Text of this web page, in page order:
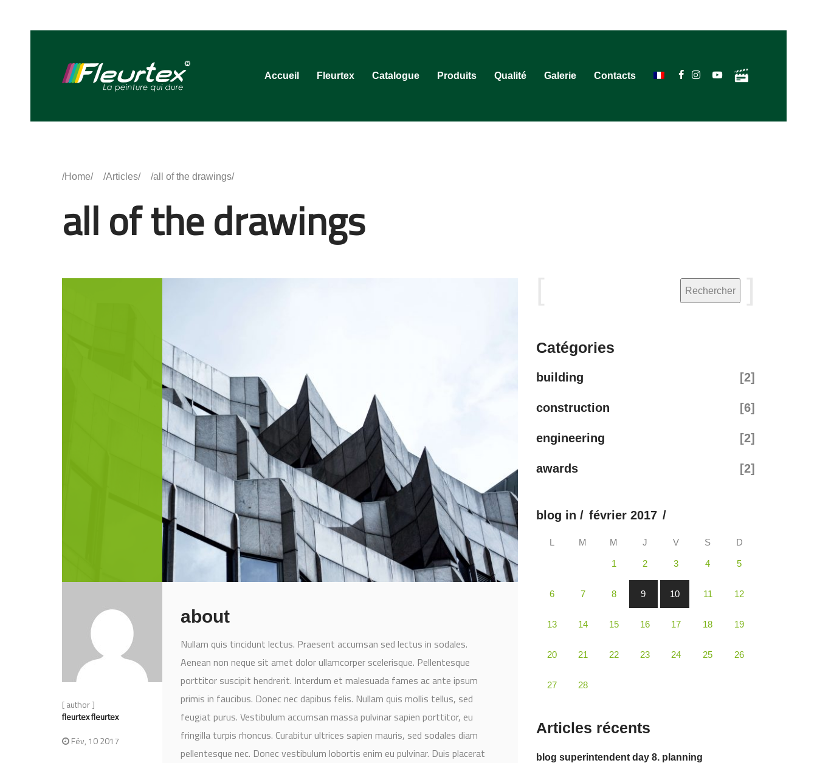
Accueil Fleurtex Catalogue Produits Qualité Galerie Contacts
Home Articles all of the drawings
all of the drawings
[ author ]
fleurtex fleurtex
Fév, 10 2017
about
Nullam quis tincidunt lectus. Praesent accumsan sed lectus in sodales.
Aenean non neque sit amet dolor ullamcorper scelerisque. Pellentesque
porttitor suscipit hendrerit. Interdum et malesuada fames ac ante ipsum
primis in faucibus. Donec nec dapibus felis. Nullam quis mollis tellus, sed
feugiat purus. Vestibulum accumsan massa pulvinar sapien porttitor, eu
fringilla turpis rhoncus. Curabitur ultrices sapien mauris, sed sodales diam
pellentesque nec. Donec vestibulum lobortis enim eu pulvinar. Duis placerat
Catégories
building [2]
construction [6]
engineering [2]
awards [2]
février 2017
L M M J V S D
1 2 3 4 5
6 7 8 9 10 11 12
13 14 15 16 17 18 19
20 21 22 23 24 25 26
27 28
Articles récents
blog superintendent day 8. planning